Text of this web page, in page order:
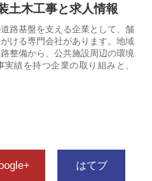
土木工事と求人情報
路基盤を支える企業として、舗
ける専門会社があります。地域
整備から、公共施設周辺の環境
績を持つ企業の取り組みと、
はてブ